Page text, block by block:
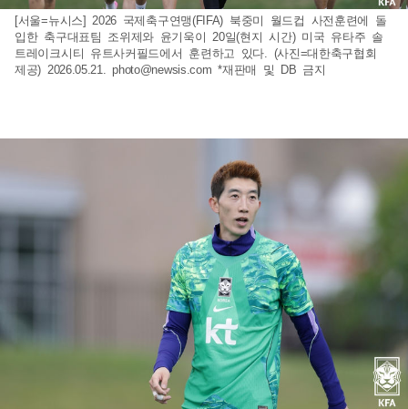
[서울=뉴시스] 2026 국제축구연맹(FIFA) 북중미 월드컵 사전훈련에 돌
입한 축구대표팀 조위제와 윤기욱이 20일(현지 시간) 미국 유타주 솔
트레이크시티 유트사커필드에서 훈련하고 있다. (사진=대한축구협회
제공) 2026.05.21.photo@newsis.com *재판매 및 DB 금지